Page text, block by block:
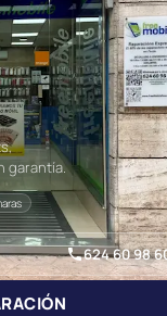
garantía.
624 60 98